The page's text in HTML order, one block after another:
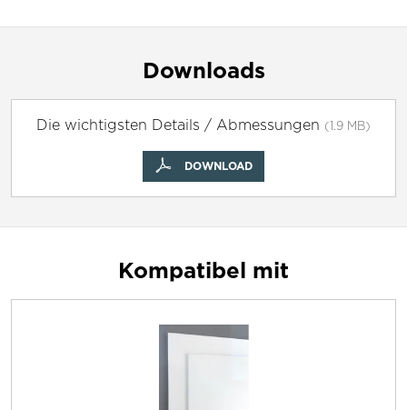
Downloads
Die wichtigsten Details / Abmessungen (1.9 MB)
DOWNLOAD
Kompatibel mit